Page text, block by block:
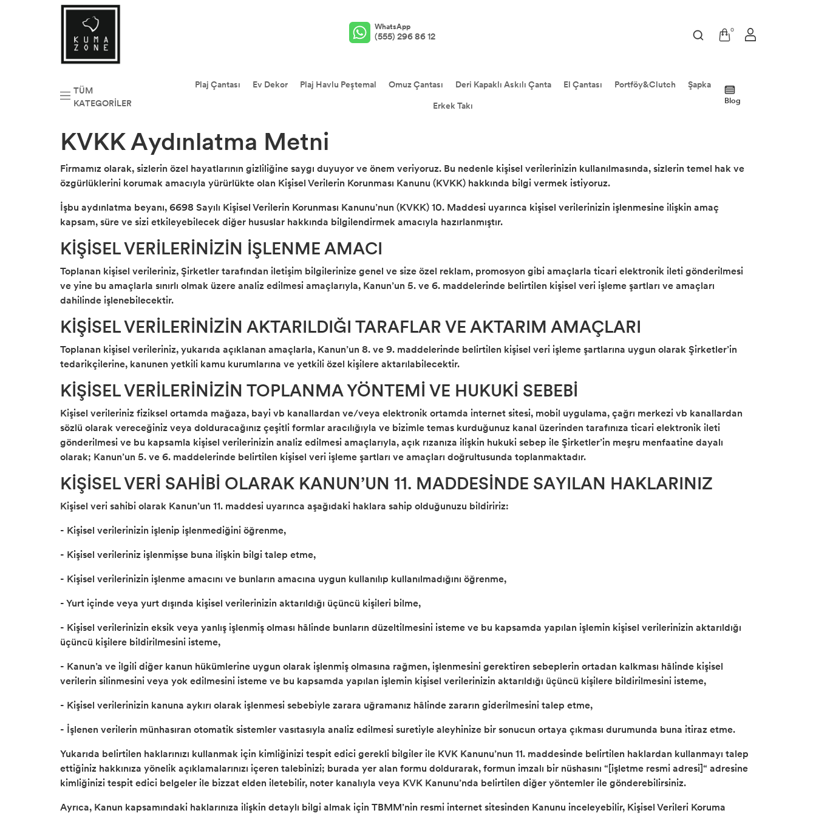
WhatsApp
(555) 296 86 12
0
TÜM
KATEGORILER
Plaj Çantası Ev Dekor Plaj Havlu Peştemal Omuz Çantası Deri Kapaklı Askılı Çanta El Çantası Portföy&Clutch
Şapka
Erkek Takı
Blog
KVKK Aydınlatma Metni
Firmamız olarak, sizlerin özel hayatlarının gizliliğine saygı duyuyor ve önem veriyoruz. Bu nedenle kişisel verilerinizin kullanılmasında, sizlerin temel hak ve
özgürlüklerini korumak amacıyla yürürlükte olan Kişisel Verilerin Korunması Kanunu (KVKK) hakkında bilgi vermek istiyoruz.
İşbu aydınlatma beyanı, 6698 Sayılı Kişisel Verilerin Korunması Kanunu’nun (KVKK) 10. Maddesi uyarınca kişisel verilerinizin işlenmesine ilişkin amaç
kapsam, süre ve sizi etkileyebilecek diğer hususlar hakkında bilgilendirmek amacıyla hazırlanmıştır.
KİŞİSEL VERİLERİNİZİN İŞLENME AMACI
Toplanan kişisel verileriniz, Şirketler tarafından iletişim bilgilerinize genel ve size özel reklam, promosyon gibi amaçlarla ticari elektronik ileti gönderilmesi
ve yine bu amaçlarla sınırlı olmak üzere analiz edilmesi amaçlarıyla, Kanun’un 5. ve 6. maddelerinde belirtilen kişisel veri işleme şartları ve amaçları
dahilinde işlenebilecektir.
KİŞİSEL VERİLERİNİZİN AKTARILDIĞI TARAFLAR VE AKTARIM AMAÇLARI
Toplanan kişisel verileriniz, yukarıda açıklanan amaçlarla, Kanun’un 8. ve 9. maddelerinde belirtilen kişisel veri işleme şartlarına uygun olarak Şirketler’in
tedarikçilerine, kanunen yetkili kamu kurumlarına ve yetkili özel kişilere aktarılabilecektir.
KİŞİSEL VERİLERİNİZİN TOPLANMA YÖNTEMİ VE HUKUKİ SEBEBİ
Kişisel verileriniz fiziksel ortamda mağaza, bayi vb kanallardan ve/veya elektronik ortamda internet sitesi, mobil uygulama, çağrı merkezi vb kanallardan
sözlü olarak vereceğiniz veya dolduracağınız çeşitli formlar aracılığıyla ve bizimle temas kurduğunuz kanal üzerinden tarafınıza ticari elektronik ileti
gönderilmesi ve bu kapsamla kişisel verilerinizin analiz edilmesi amaçlarıyla, açık rızanıza ilişkin hukuki sebep ile Şirketler’in meşru menfaatine dayalı
olarak; Kanun’un 5. ve 6. maddelerinde belirtilen kişisel veri işleme şartları ve amaçları doğrultusunda toplanmaktadır.
KİŞİSEL VERİ SAHİBİ OLARAK KANUN’UN 11. MADDESİNDE SAYILAN HAKLARINIZ
Kişisel veri sahibi olarak Kanun’un 11. maddesi uyarınca aşağıdaki haklara sahip olduğunuzu bildiririz:
- Kişisel verilerinizin işlenip işlenmediğini öğrenme,
- Kişisel verileriniz işlenmişse buna ilişkin bilgi talep etme,
- Kişisel verilerinizin işlenme amacını ve bunların amacına uygun kullanılıp kullanılmadığını öğrenme,
- Yurt içinde veya yurt dışında kişisel verilerinizin aktarıldığı üçüncü kişileri bilme,
- Kişisel verilerinizin eksik veya yanlış işlenmiş olması hâlinde bunların düzeltilmesini isteme ve bu kapsamda yapılan işlemin kişisel verilerinizin aktarıldığı
üçüncü kişilere bildirilmesini isteme,
- Kanun’a ve ilgili diğer kanun hükümlerine uygun olarak işlenmiş olmasına rağmen, işlenmesini gerektiren sebeplerin ortadan kalkması hâlinde kişisel
verilerin silinmesini veya yok edilmesini isteme ve bu kapsamda yapılan işlemin kişisel verilerinizin aktarıldığı üçüncü kişilere bildirilmesini isteme,
- Kişisel verilerinizin kanuna aykırı olarak işlenmesi sebebiyle zarara uğramanız hâlinde zararın giderilmesini talep etme,
- İşlenen verilerin münhasıran otomatik sistemler vasıtasıyla analiz edilmesi suretiyle aleyhinize bir sonucun ortaya çıkması durumunda buna itiraz etme.
Yukarıda belirtilen haklarınızı kullanmak için kimliğinizi tespit edici gerekli bilgiler ile KVK Kanunu’nun 11. maddesinde belirtilen haklardan kullanmayı talep
ettiğiniz hakkınıza yönelik açıklamalarınızı içeren talebinizi; burada yer alan formu doldurarak, formun imzalı bir nüshasını “[işletme resmi adresi]“ adresine
kimliğinizi tespit edici belgeler ile bizzat elden iletebilir, noter kanalıyla veya KVK Kanunu’nda belirtilen diğer yöntemler ile gönderebilirsiniz.
Ayrıca, Kanun kapsamındaki haklarınıza ilişkin detaylı bilgi almak için TBMM’nin resmi internet sitesinden Kanunu inceleyebilir, Kişisel Verileri Koruma
Deri Bileklik